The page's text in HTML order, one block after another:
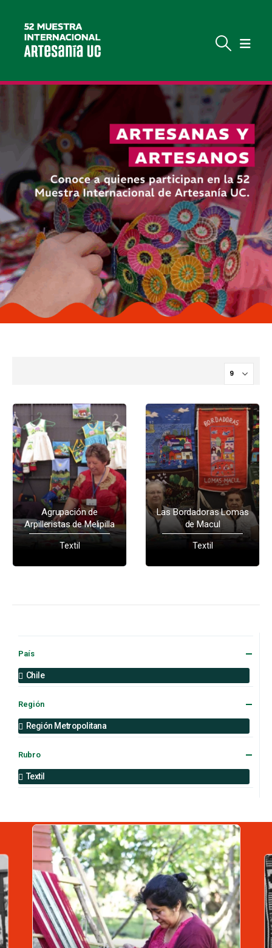
Agrupación de
Arpilleristas de Melipilla
Textil
Las Bordadoras Lomas
de Macul
Textil
País
Chile
Región
Región Metropolitana
Rubro
Textil